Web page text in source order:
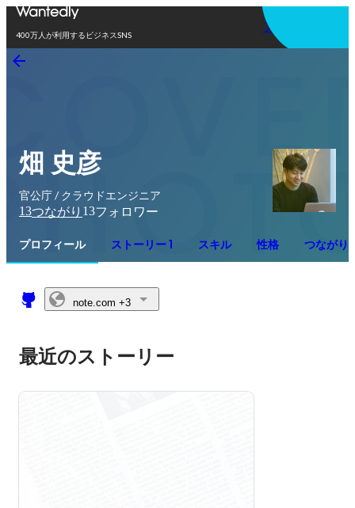
400万人が利用するビジネスSNS
アプリを使う
畑 史彦
官公庁 / クラウドエンジニア
13つながり 13フォロワー
プロフィール ストーリー 1 スキル 性格 つながり
note.com +3
最近のストーリー